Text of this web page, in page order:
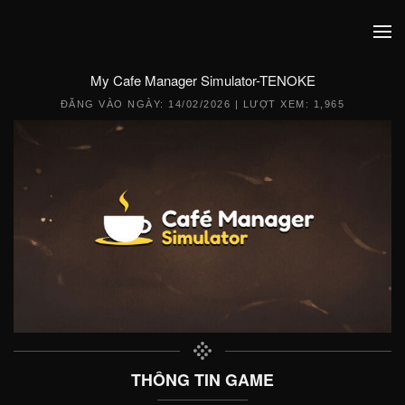
My Cafe Manager Simulator-TENOKE
ĐĂNG VÀO NGÀY: 14/02/2026 | LƯỢT XEM: 1,965
THÔNG TIN GAME